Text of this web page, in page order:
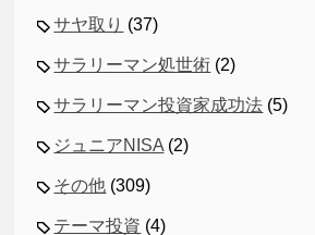
サヤ取り (37)
サラリーマン処世術 (2)
サラリーマン投資家成功法 (5)
ジュニアNISA (2)
その他 (309)
テーマ投資 (4)